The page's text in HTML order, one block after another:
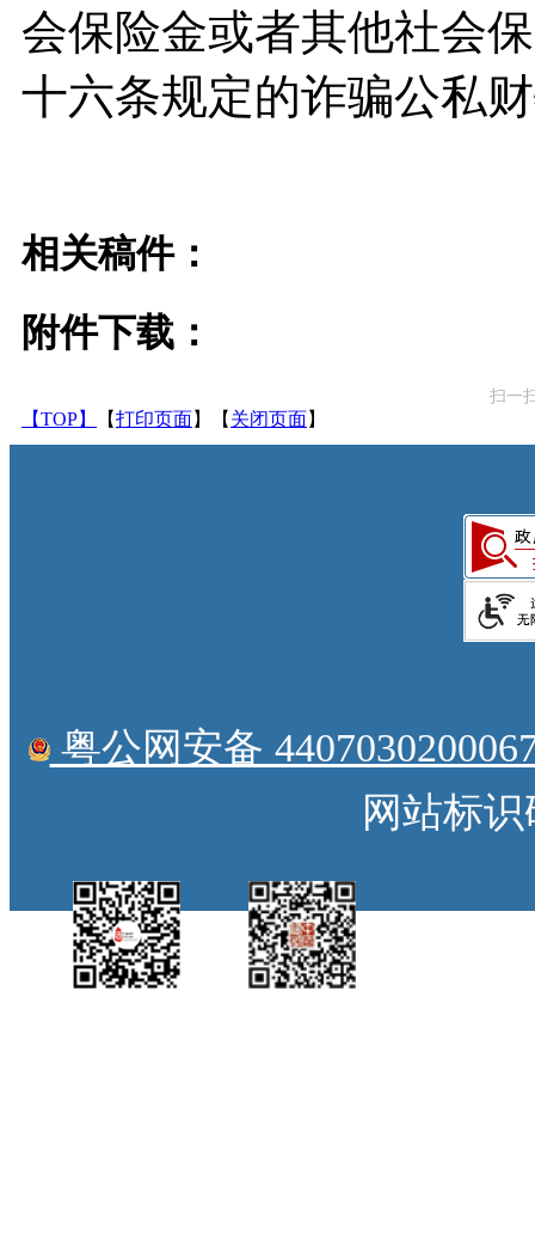
会保险金或者其他社会
十六条规定的诈骗公私
相关稿件：
附件下载：
扫一
【TOP】 【打印页面】【 关闭页面】
粤公网安备
网站标识